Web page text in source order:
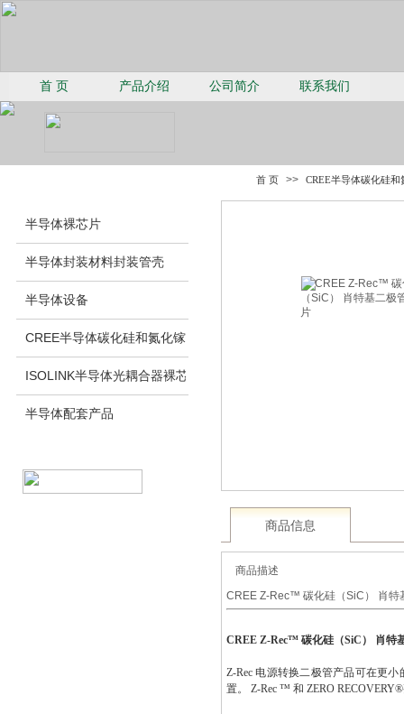
首 页 产品介绍 公司简介 联系我们
首 页 >> CREE半导体碳化硅和
商品信息
商品描述
CREE Z-Rec™ 碳化硅（SiC） 肖特
CREE Z-Rec™ 碳化硅（SiC） 肖特
Z-Rec 电源转换二极管产品可在更
置。 Z-Rec ™ 和 ZERO
半导体裸芯片
半导体封装材料封装管壳
半导体设备
CREE半导体碳化硅和氮化镓裸芯片
ISOLINK半导体光耦合器裸芯片
半导体配套产品